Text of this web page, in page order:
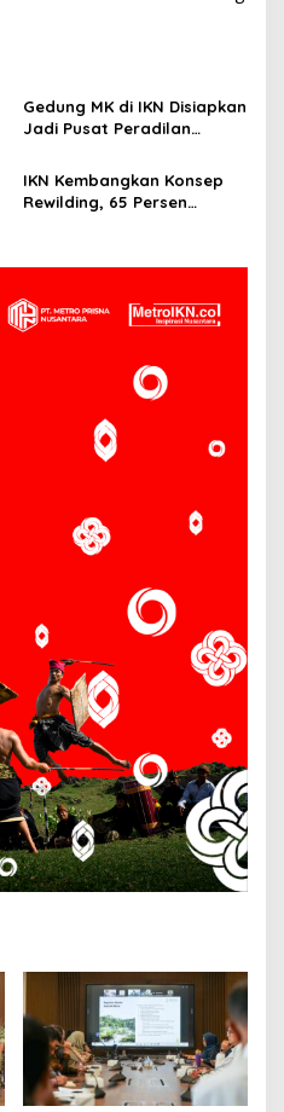
Gedung MK di IKN Disiapkan
Jadi Pusat Peradilan
Konstruksi Capai 12,41
Persen
IKN Kembangkan Konsep
Rewilding, 65 Persen